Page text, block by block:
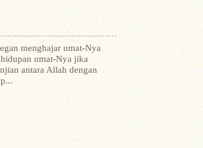
menghajar umat-Nya
umat-Nya jika
antara Allah dengan